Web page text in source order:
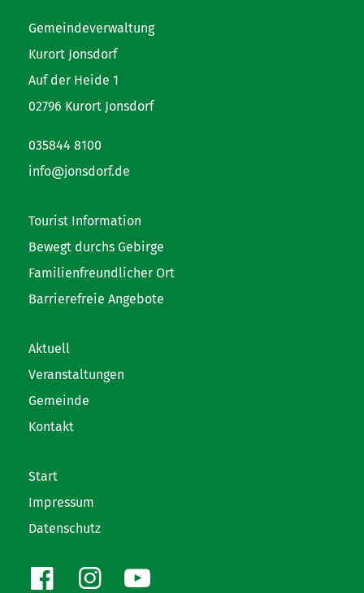
Gemeindeverwaltung
Kurort Jonsdorf
Auf der Heide 1
02796 Kurort Jonsdorf
035844 8100
info@jonsdorf.de
Tourist Information
Bewegt durchs Gebirge
Familienfreundlicher Ort
Barrierefreie Angebote
Aktuell
Veranstaltungen
Gemeinde
Kontakt
Start
Impressum
Datenschutz
FacebookInstagram